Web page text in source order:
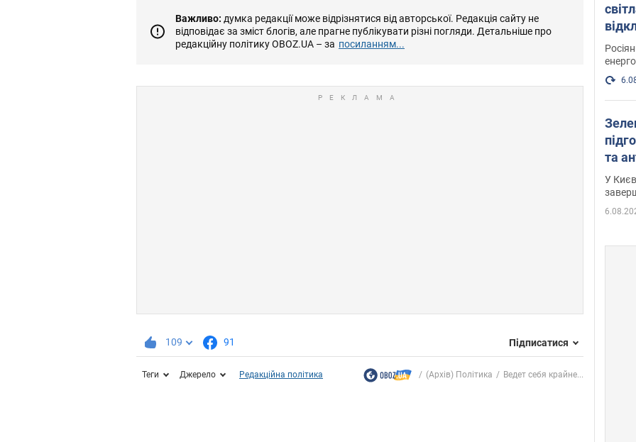
Важливо: думка редакції може відрізнятися від авторської. Редакція сайту не
відповідає за зміст блогів, але прагне публікувати різні погляди. Детальніше про
редакційну політику OBOZ.UA – за посиланням...
109 91 Підписатися
Теги Джерело Редакційна політика (Архів) Політика Ведет себя крайне...
та антибалістичної програми
У